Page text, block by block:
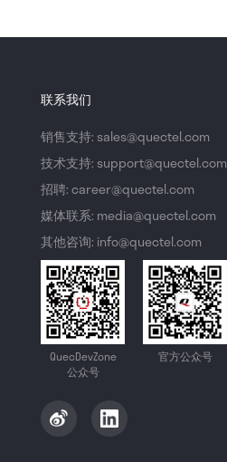
联系我们
销售支持: sales@quectel.com
技术支持: support@quectel.com
招聘: career@quectel.com
媒体联系: media@quectel.com
其他咨询: info@quectel.com
QuecDevZone
公众号
官方公众号